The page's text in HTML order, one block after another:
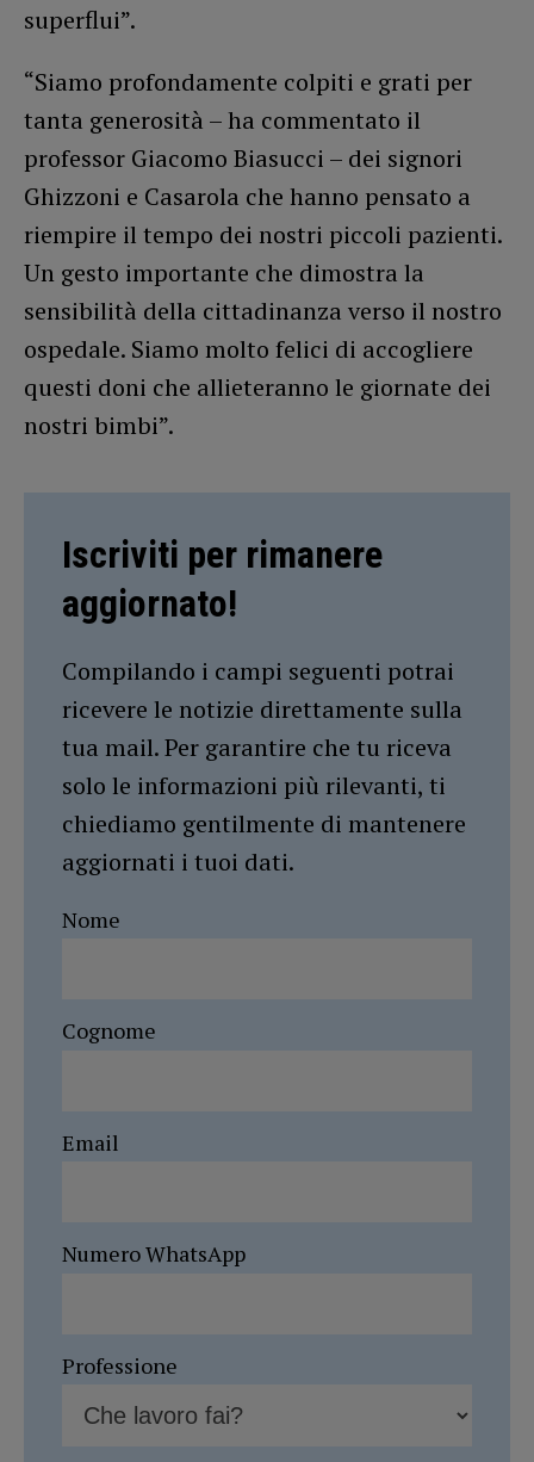
superflui”.
“Siamo profondamente colpiti e grati per
tanta generosità – ha commentato il
professor Giacomo Biasucci – dei signori
Ghizzoni e Casarola che hanno pensato a
riempire il tempo dei nostri piccoli pazienti.
Un gesto importante che dimostra la
sensibilità della cittadinanza verso il nostro
ospedale. Siamo molto felici di accogliere
questi doni che allieteranno le giornate dei
nostri bimbi”.
Iscriviti per rimanere
aggiornato!
Compilando i campi seguenti potrai
ricevere le notizie direttamente sulla
tua mail. Per garantire che tu riceva
solo le informazioni più rilevanti, ti
chiediamo gentilmente di mantenere
aggiornati i tuoi dati.
Nome
Cognome
Email
Numero WhatsApp
Professione